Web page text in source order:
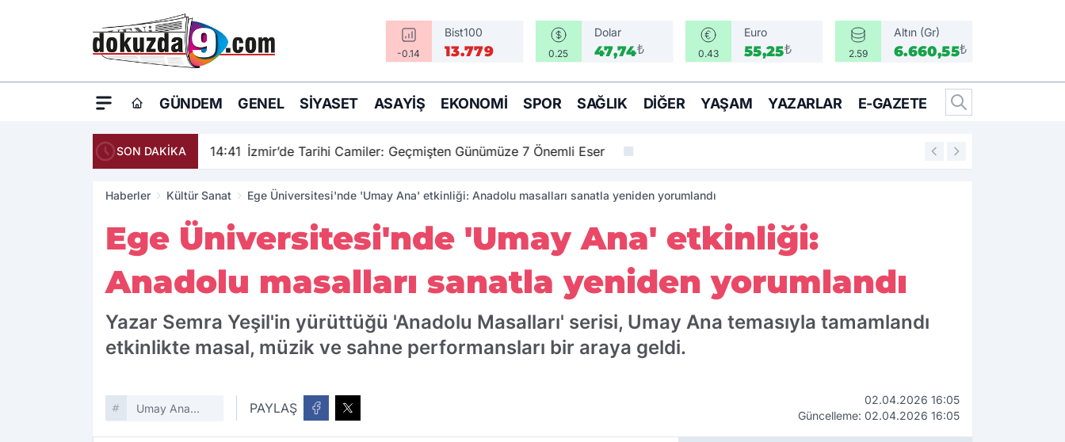
-0.14
Bist100
13.779 0.25
Dolar
47,74₺ 0.43
Euro
55,25₺ 2.59
Altın (Gr)
6.660,55₺
GÜNDEM GENEL SIYASET ASAYIŞ EKONOMI SPOR SAĞLIK DIĞER YAŞAM YAZARLAR E-GAZETE
SON DAKİKA 14:41 İzmir’de Tarihi Camiler: Geçmişten Günümüze 7 Önemli Eser 14:25
Haberler Kültür Sanat Ege Üniversitesi'nde 'Umay Ana' etkinliği: Anadolu masalları sanatla yeniden yorumlandı
Ege Üniversitesi'nde 'Umay Ana' etkinliği:
Anadolu masalları sanatla yeniden yorumlandı
Yazar Semra Yeşil'in yürüttüğü 'Anadolu Masalları' serisi, Umay Ana temasıyla tamamlandı
etkinlikte masal, müzik ve sahne performansları bir araya geldi.
Umay Ana
PAYLAŞ
02.04.2026 16:05
Güncelleme: 02.04.2026 16:05